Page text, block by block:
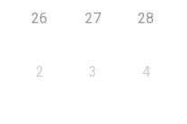
26 27 28
2 3 4